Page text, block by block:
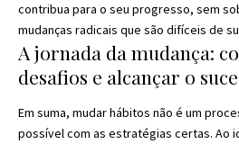
contribua para o seu progresso, sem
mudanças radicais que são difíceis de
A jornada da mudança:
desafios e alcançar o
Em suma, mudar hábitos não é um
possível com as estratégias certas. Ao